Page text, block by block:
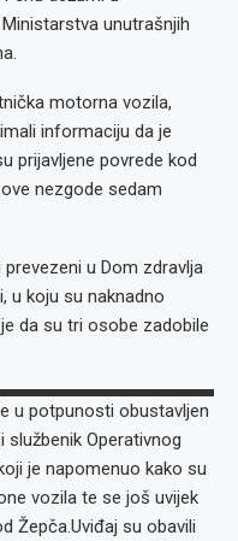
unutrašnjih
motorna vozila,
informaciju da je
prijavljene povrede kod
nezgode sedam
u Dom zdravlja
u koju su naknadno
da su tri osobe zadobile
u potpunosti obustavljen
Operativnog
je napomenuo kako su
vozila te se još uvijek
Žepča.Uviđaj su obavili